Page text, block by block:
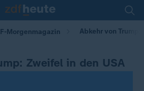
Morgenmagazin Abkehr von
Zweifel in den USA
Brieger